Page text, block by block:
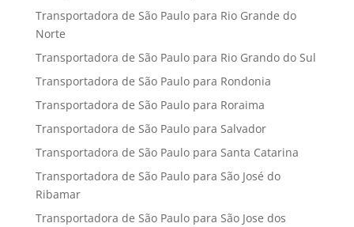
Transportadora de São Paulo para Rio Grande do
Norte
Transportadora de São Paulo para Rio Grando do Sul
Transportadora de São Paulo para Rondonia
Transportadora de São Paulo para Roraima
Transportadora de São Paulo para Salvador
Transportadora de São Paulo para Santa Catarina
Transportadora de São Paulo para São José do
Ribamar
Transportadora de São Paulo para São Jose dos